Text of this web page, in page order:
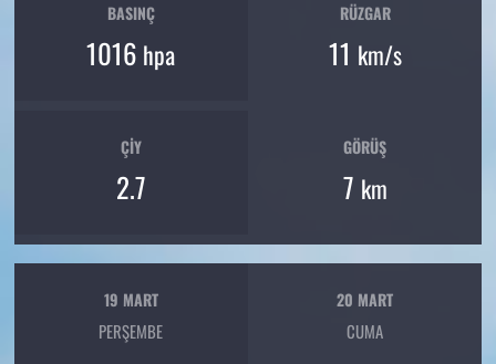
BASINÇ
1016 hpa
RÜZGAR
11 km/s
ÇIY
2.7
GÖRÜŞ
7 km
19 MART
PERŞEMBE
20 MART
CUMA